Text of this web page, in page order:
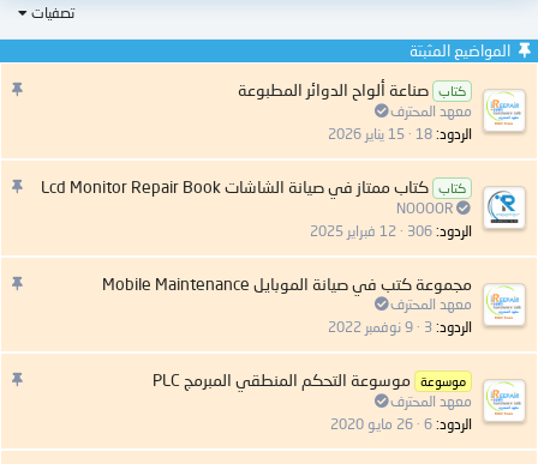
تصفيات
المواضيع المثبتة
م
كتاب صناعة ألواح الدوائر المطبوعة
معهد المحترف
الردود 18 15 يناير 2026
م
كتاب كتاب ممتاز في صيانة الشاشات Lcd Monitor Repair Book
NOOOOR
الردود 306 12 فبراير 2025
م
مجموعة كتب في صيانة الموبايل Mobile Maintenance
معهد المحترف
الردود 3 9 نوفمبر 2022
م
موسوعة موسوعة التحكم المنطقي المبرمج PLC
معهد المحترف
الردود 6 26 مايو 2020